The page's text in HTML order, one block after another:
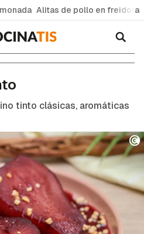
Alitas de pollo en freidora
tinto clásicas, aromáticas